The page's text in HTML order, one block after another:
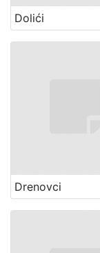
Dolići
Drenovci